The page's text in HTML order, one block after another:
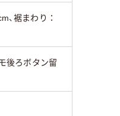
、裾まわり：
後ろボタン留